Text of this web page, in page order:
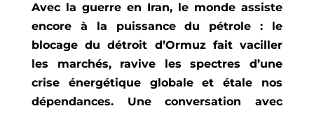
Avec la guerre en Iran, le monde assiste
encore à la puissance du pétrole : le
blocage du détroit d’Ormuz fait vaciller
les marchés, ravive les spectres d’une
crise énergétique globale et étale nos
dépendances. Une conversation avec